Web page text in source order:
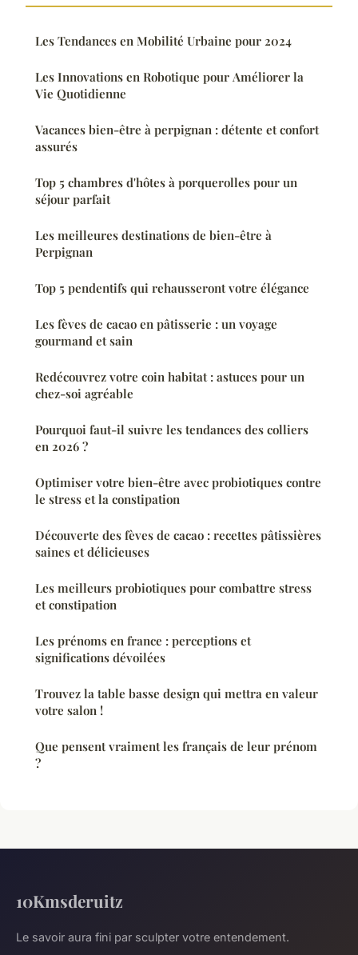
Les Tendances en Mobilité Urbaine pour 2024
Les Innovations en Robotique pour Améliorer la
Vie Quotidienne
Vacances bien-être à perpignan : détente et confort
assurés
Top 5 chambres d'hôtes à porquerolles pour un
séjour parfait
Les meilleures destinations de bien-être à
Perpignan
Top 5 pendentifs qui rehausseront votre élégance
Les fèves de cacao en pâtisserie : un voyage
gourmand et sain
Redécouvrez votre coin habitat : astuces pour un
chez-soi agréable
Pourquoi faut-il suivre les tendances des colliers
en 2026 ?
Optimiser votre bien-être avec probiotiques contre
le stress et la constipation
Découverte des fèves de cacao : recettes pâtissières
saines et délicieuses
Les meilleurs probiotiques pour combattre stress
et constipation
Les prénoms en france : perceptions et
significations dévoilées
Trouvez la table basse design qui mettra en valeur
votre salon !
Que pensent vraiment les français de leur prénom
?
10Kmsderuitz
Le savoir aura fini par sculpter votre entendement.